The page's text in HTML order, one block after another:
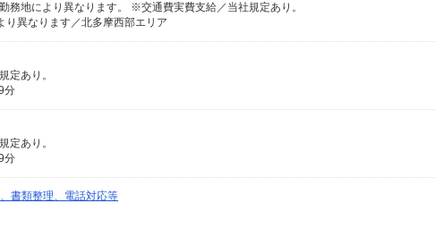
地により異なります。 ※交通費実費支給／当社規定あり。
り異なります／北多摩西部エリア
定あり。
分
定あり。
分
書類整理、電話対応等